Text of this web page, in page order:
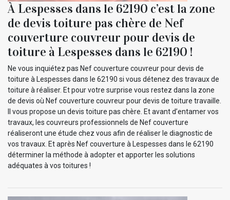
À Lespesses dans le 62190 c’est la zone
de devis toiture pas chère de Nef
couverture couvreur pour devis de
toiture à Lespesses dans le 62190 !
Ne vous inquiétez pas Nef couverture couvreur pour devis de
toiture à Lespesses dans le 62190 si vous détenez des travaux de
toiture à réaliser. Et pour votre surprise vous restez dans la zone
de devis où Nef couverture couvreur pour devis de toiture travaille.
Il vous propose un devis toiture pas chère. Et avant d’entamer vos
travaux, les couvreurs professionnels de Nef couverture
réaliseront une étude chez vous afin de réaliser le diagnostic de
vos travaux. Et après Nef couverture à Lespesses dans le 62190
déterminer la méthode à adopter et apporter les solutions
adéquates à vos toitures !